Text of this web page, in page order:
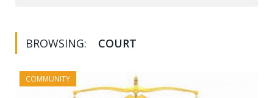
BROWSING: COURT
COMMUNITY